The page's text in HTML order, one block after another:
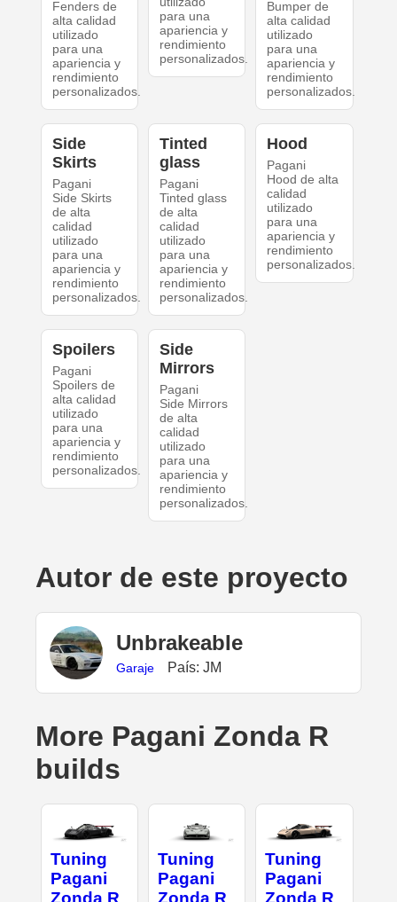
Fenders de
alta calidad
utilizado
para una
apariencia y
rendimiento
personalizados.
para una
apariencia y
rendimiento
personalizados.
Bumper de
alta calidad
utilizado
para una
apariencia y
rendimiento
personalizados.
Side
Skirts
Pagani
Side Skirts
de alta
calidad
utilizado
para una
apariencia y
rendimiento
personalizados.
Tinted
glass
Pagani
Tinted glass
de alta
calidad
utilizado
para una
apariencia y
rendimiento
personalizados.
Hood
Pagani
Hood de alta
calidad
utilizado
para una
apariencia y
rendimiento
personalizados.
Spoilers
Pagani
Spoilers de
alta calidad
utilizado
para una
apariencia y
rendimiento
personalizados.
Side
Mirrors
Pagani
Side Mirrors
de alta
calidad
utilizado
para una
apariencia y
rendimiento
personalizados.
Autor de este proyecto
UnbrakeabIe
Garaje País: JM
More Pagani Zonda R
builds
Tuning
Pagani
Zonda R
Tuning
Pagani
Zonda R
Tuning
Pagani
Zonda R